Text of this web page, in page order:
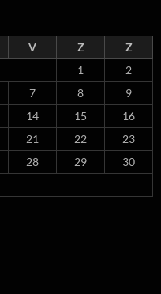
V Z
Z
1
2
7 8
9
14 15
16
21 22
23
28 29
30